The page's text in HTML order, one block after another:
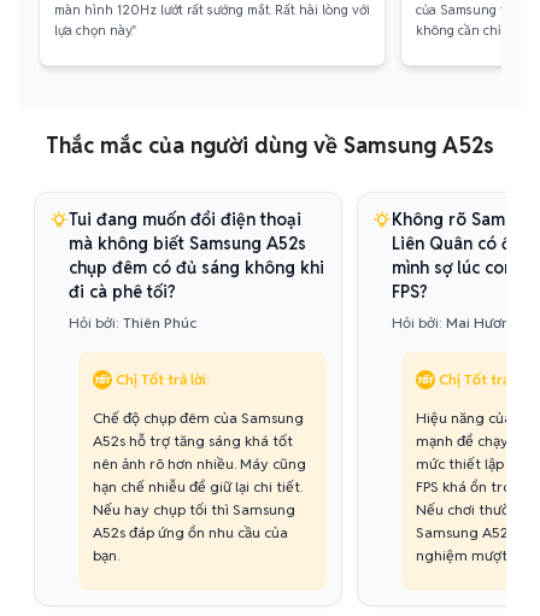
màn hình 120Hz lướt rất sướng mắt. Rất hài lòng với
lựa chọn này."
của Samsung thì
không cần chỉnh
Thắc mắc của người dùng về Samsung A52s
Tui đang muốn đổi điện thoại
mà không biết Samsung A52s
chụp đêm có đủ sáng không khi
đi cà phê tối?
Hỏi bởi: Thiên Phúc
Chị Tốt trả lời:
Chế độ chụp đêm của Samsung
A52s hỗ trợ tăng sáng khá tốt
nên ảnh rõ hơn nhiều. Máy cũng
hạn chế nhiễu để giữ lại chi tiết.
Nếu hay chụp tối thì Samsung
A52s đáp ứng ổn nhu cầu của
bạn.
Không rõ
Liên Quân có ổn
mình sợ lúc
FPS?
Hỏi bởi: Mai Hương
Chị Tốt trả lời:
Hiệu năng của
mạnh để chạy
mức thiết lập phù
FPS khá ổn trong
Nếu chơi thường
Samsung A52s
nghiệm mượt mà.